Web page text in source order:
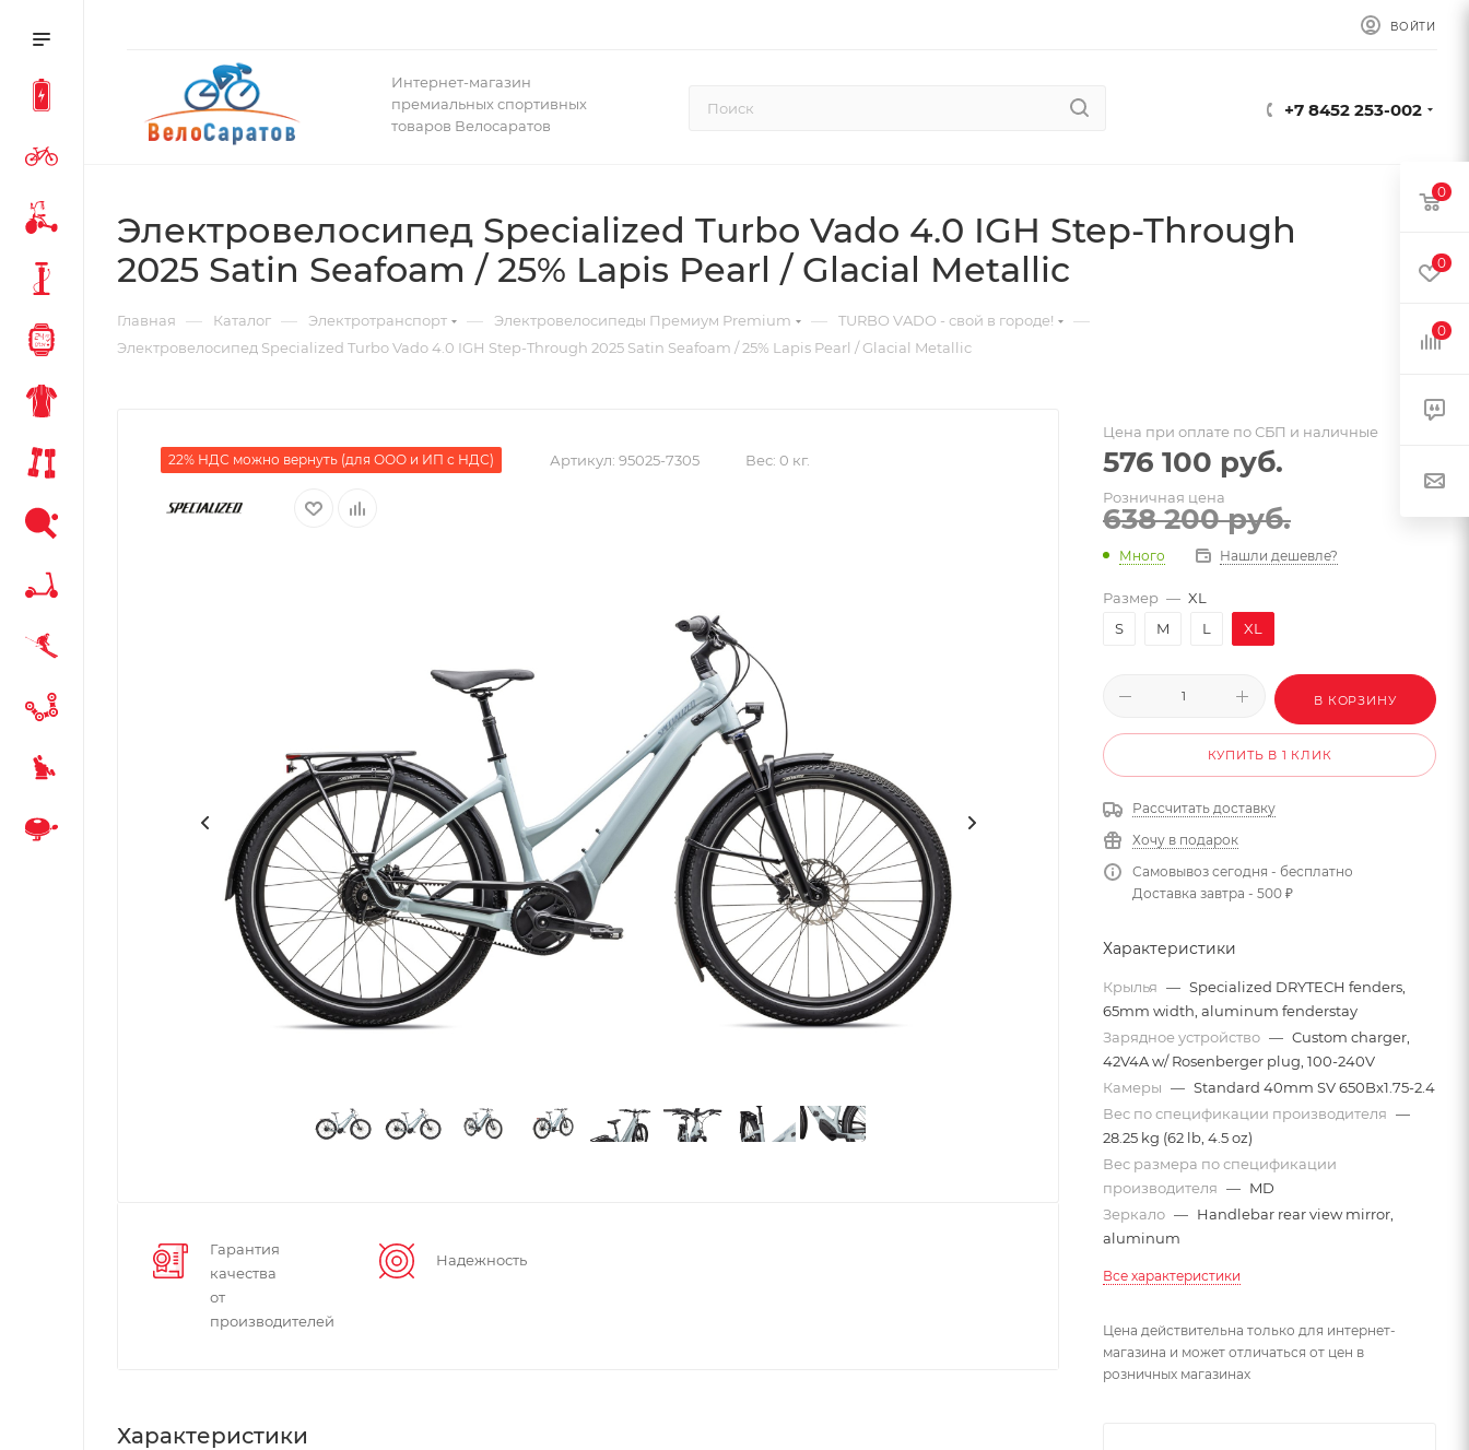
ВОЙТИ
Интернет-магазин
премиальных спортивных
товаров Велосаратов
+7 8452 253-002
Электровелосипед Specialized Turbo Vado 4.0 IGH Step-Through
2025 Satin Seafoam / 25% Lapis Pearl / Glacial Metallic
Главная — Каталог — Электротранспорт — Электровелосипеды Премиум Premium — TURBO VADO - свой в городе! —
Электровелосипед Specialized Turbo Vado 4.0 IGH Step-Through 2025 Satin Seafoam / 25% Lapis Pearl / Glacial Metallic
22% НДС можно вернуть (для ООО и ИП с НДС) Артикул: 95025-7305 Вес: 0 кг.
Гарантия
качества
от
производителей
Надежность
Характеристики
Цена при оплате по СБП и наличные
576 100 руб.
Розничная цена
638 200руб.
Много Нашли дешевле?
Размер — XL
S
M L XL
В КОРЗИНУ
КУПИТЬ В 1 КЛИК
Рассчитать доставку
Хочу в подарок
Самовывоз сегодня - бесплатно
Доставка завтра - 500 ₽
Характеристики
Крылья — Specialized DRYTECH fenders,
65mm width, aluminum fenderstay
Зарядное устройство — Custom charger,
42V4A w/ Rosenberger plug, 100-240V
Камеры — Standard 40mm SV 650Bx1.75-2.4
Вес по спецификации производителя —
28.25 kg (62 lb, 4.5 oz)
Вес размера по спецификации
производителя — MD
Зеркало — Handlebar rear view mirror,
aluminum
Все характеристики
Цена действительна только для интернет-
магазина и может отличаться от цен в
розничных магазинах
0
0
0